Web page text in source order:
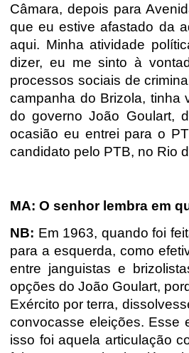
Câmara, depois para
que eu estive afastado da
aqui. Minha atividade
dizer, eu me sinto à
processos sociais de
campanha do Brizola, tinha
do governo João Goulart,
ocasião eu entrei para o
candidato pelo PTB, no Rio
MA: O senhor lembra em
NB: Em 1963, quando foi
para a esquerda, como
entre janguistas e
opções do João Goulart,
Exército por terra,
convocasse eleições. Esse
isso foi aquela articulação